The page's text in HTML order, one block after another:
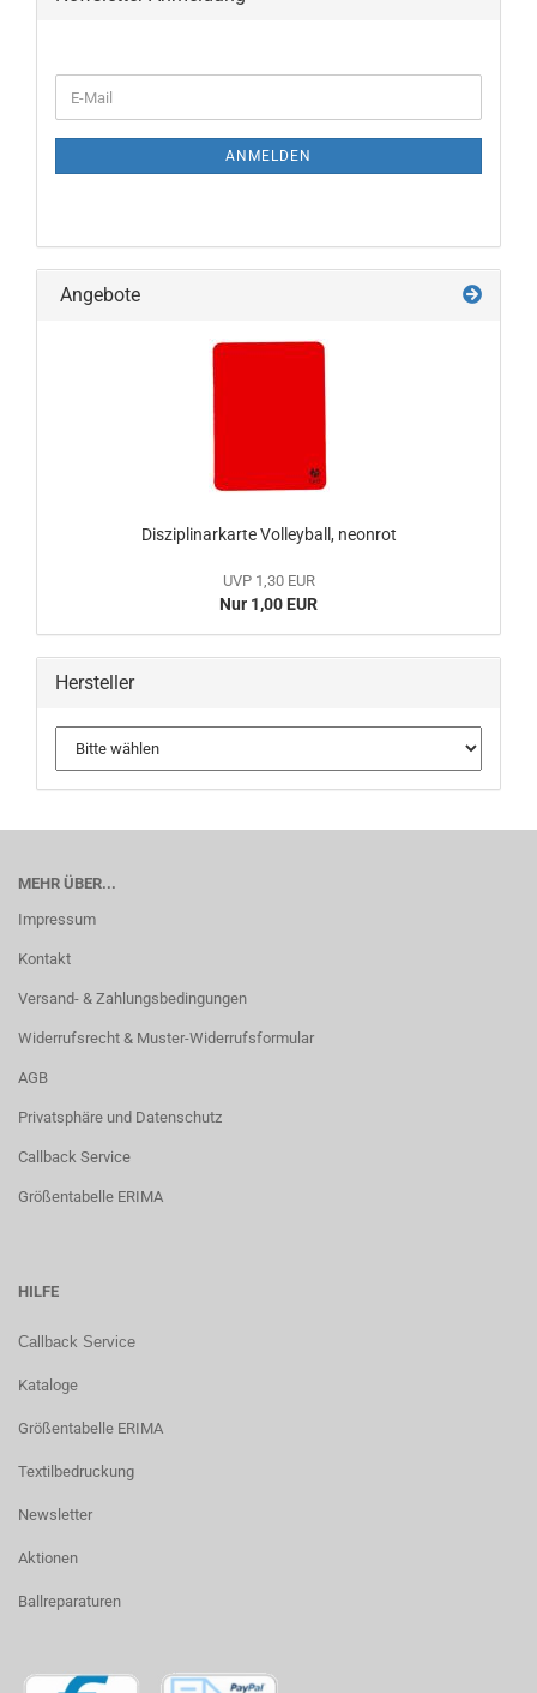
ZUR
E-
Mail
ANMELDEN
Angebote
Disziplinarkarte Volleyball, neonrot
UVP 1,30 EUR
Nur 1,00 EUR
Hersteller
MEHR ÜBER...
Impressum
Kontakt
Versand- & Zahlungsbedingungen
Widerrufsrecht & Muster-Widerrufsformular
AGB
Privatsphäre und Datenschutz
Callback Service
Größentabelle ERIMA
HILFE
Callback Service
Kataloge
Größentabelle ERIMA
Textilbedruckung
Newsletter
Aktionen
Ballreparaturen